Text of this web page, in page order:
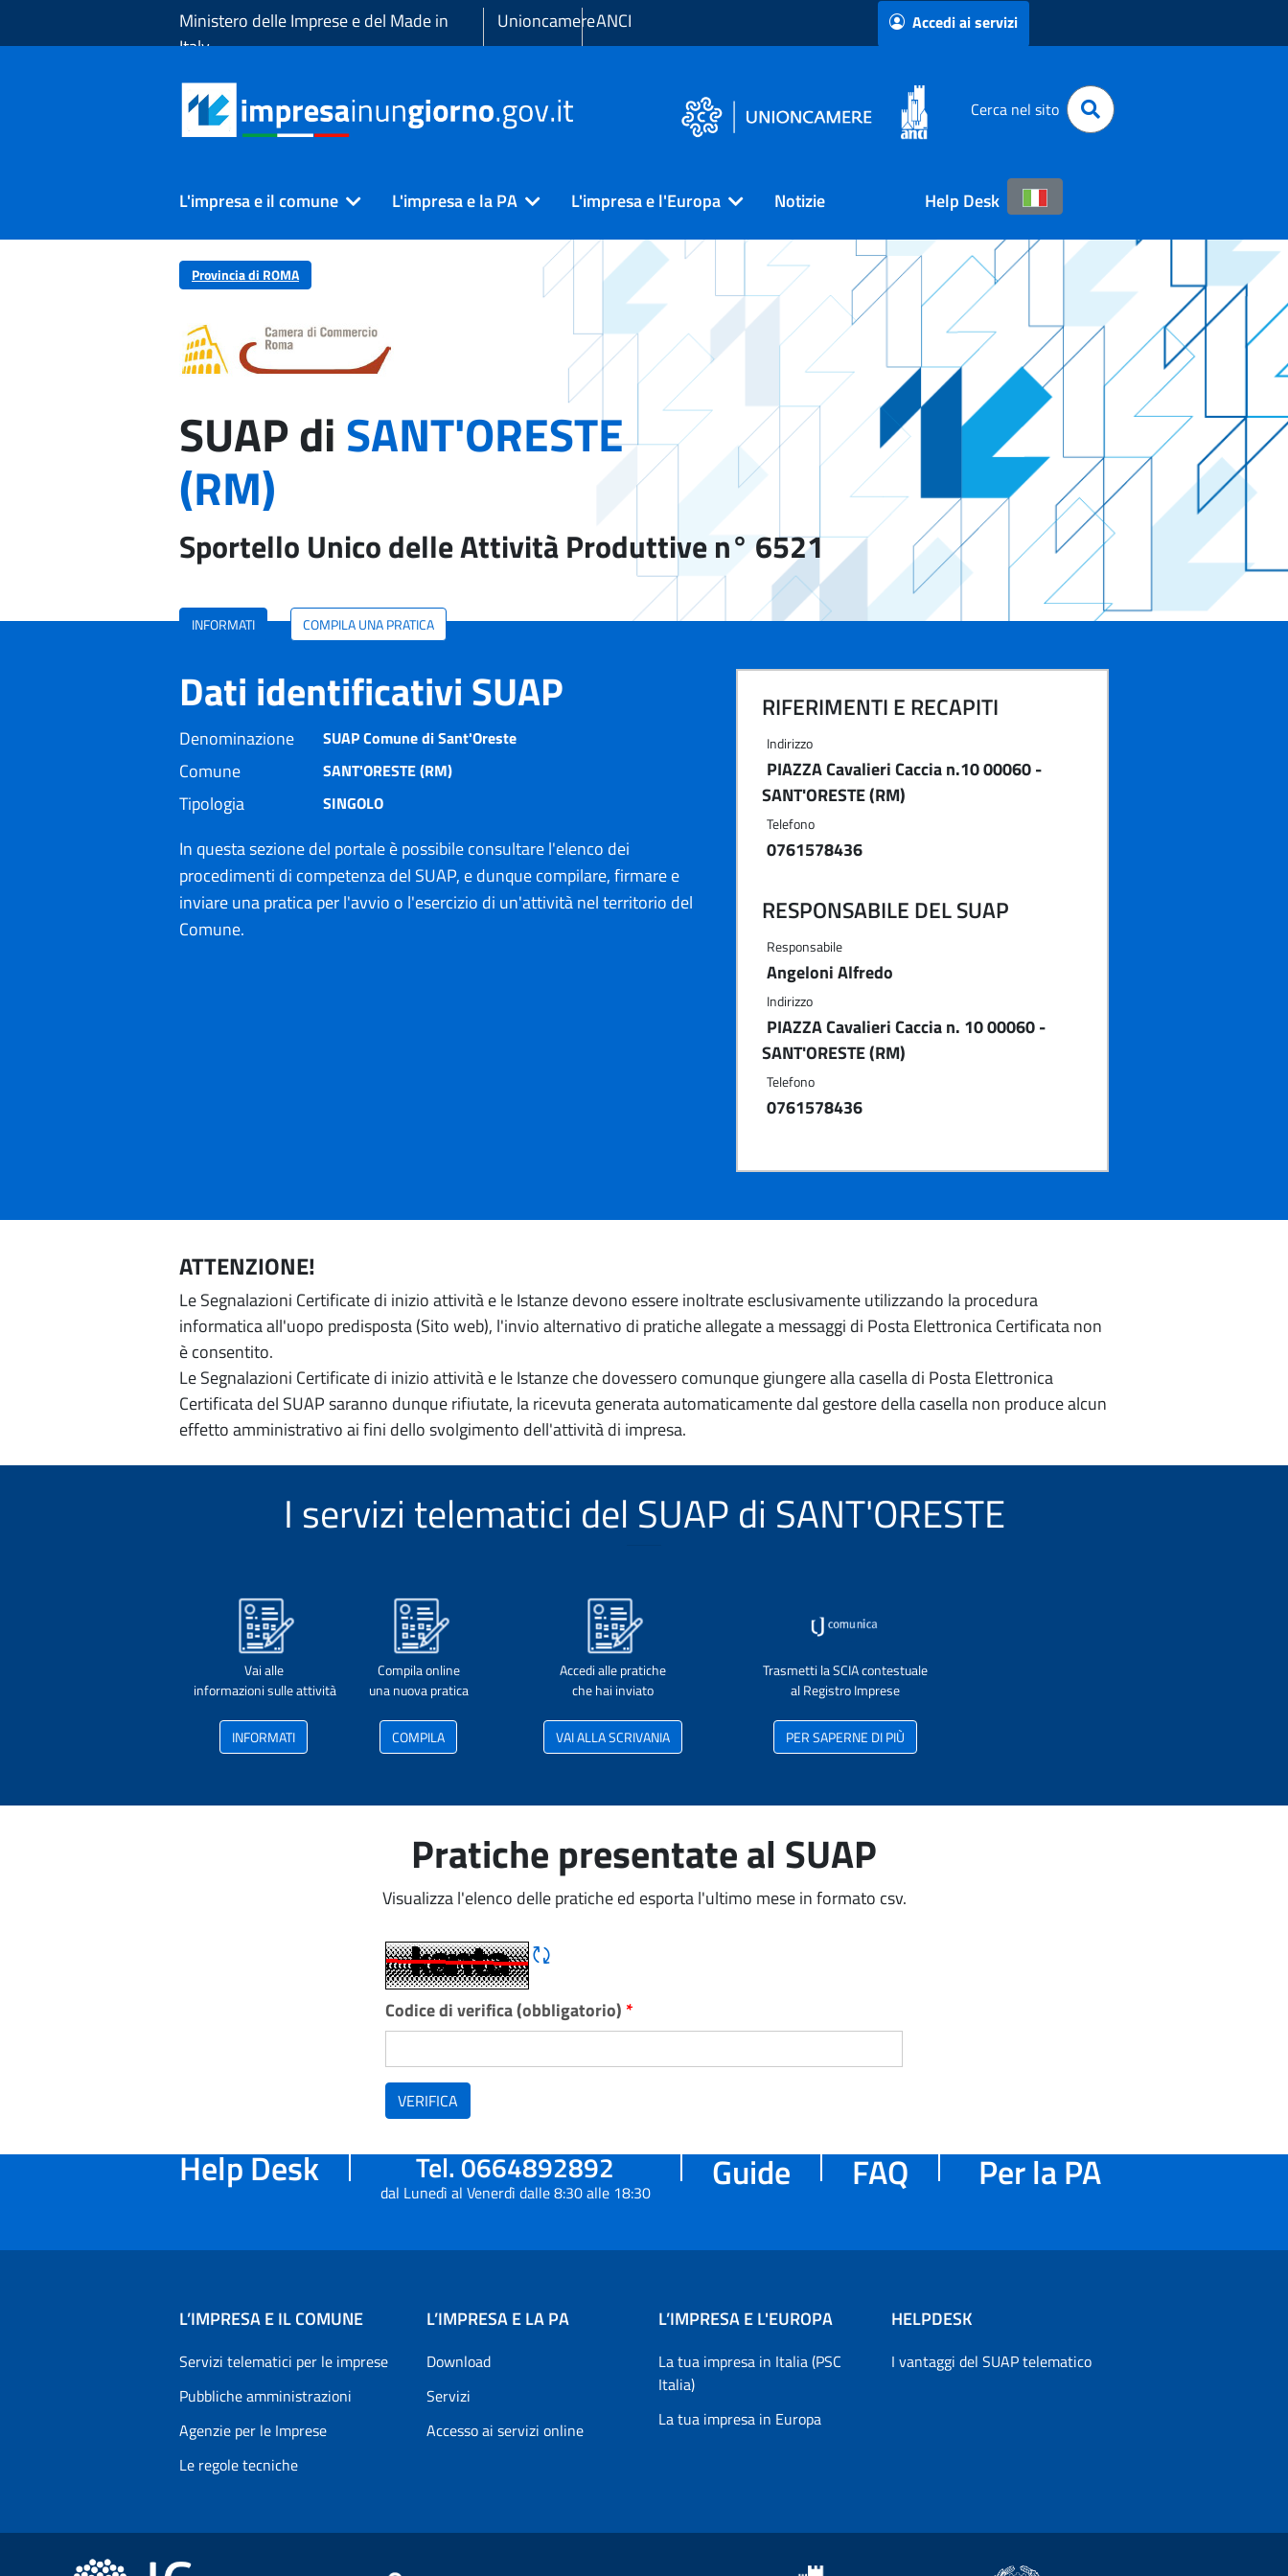
Ministero delle Imprese e del Made in
Italy
UnioncamereANCI Accedi ai servizi
Cerca nel sito
L'impresa e il comune L'impresa e la PA L'impresa e l'Europa Notizie Help Desk
Provincia di ROMA
SUAP diSANT'ORESTE
(RM)
Sportello Unico delle Attività Produttive n° 6521
INFORMATI COMPILA UNA PRATICA
Dati identificativi SUAP
Denominazione SUAP Comune di Sant'Oreste
Comune SANT'ORESTE (RM)
Tipologia SINGOLO
In questa sezione del portale è possibile consultare l'elenco dei
procedimenti di competenza del SUAP, e dunque compilare, firmare e
inviare una pratica per l'avvio o l'esercizio di un'attività nel territorio del
Comune.
RIFERIMENTI E RECAPITI
Indirizzo
PIAZZA Cavalieri Caccia n.10 00060 -
SANT'ORESTE (RM)
Telefono
0761578436
RESPONSABILE DEL SUAP
Responsabile
Angeloni Alfredo
Indirizzo
PIAZZA Cavalieri Caccia n. 10 00060 -
SANT'ORESTE (RM)
Telefono
0761578436
ATTENZIONE!
Le Segnalazioni Certificate di inizio attività e le Istanze devono essere inoltrate esclusivamente utilizzando la procedura
informatica all'uopo predisposta (Sito web), l'invio alternativo di pratiche allegate a messaggi di Posta Elettronica Certificata non
è consentito.
Le Segnalazioni Certificate di inizio attività e le Istanze che dovessero comunque giungere alla casella di Posta Elettronica
Certificata del SUAP saranno dunque rifiutate, la ricevuta generata automaticamente dal gestore della casella non produce alcun
effetto amministrativo ai fini dello svolgimento dell'attività di impresa.
I servizi telematici del SUAP di SANT'ORESTE
Vai alle
informazioni sulle attività
INFORMATI
Compila online
una nuova pratica
COMPILA
Accedi alle pratiche
che hai inviato
VAI ALLA SCRIVANIA
Trasmetti la SCIA contestuale
al Registro Imprese
PER SAPERNE DI PIÙ
Pratiche presentate al SUAP
Visualizza l'elenco delle pratiche ed esporta l'ultimo mese in formato csv.
Rigene CAPTCHA
Codice di verifica (obbligatorio) *
VERIFICA
Help Desk Tel. 0664892892
dal Lunedì al Venerdì dalle 8:30 alle 18:30 Guide FAQ Per la PA
L’IMPRESA E IL COMUNE
Servizi telematici per le imprese
Pubbliche amministrazioni
Agenzie per le Imprese
Le regole tecniche
L’IMPRESA E LA PA
Download
Servizi
Accesso ai servizi online
L’IMPRESA E L'EUROPA
La tua impresa in Italia (PSC
Italia)
La tua impresa in Europa
HELPDESK
I vantaggi del SUAP telematico